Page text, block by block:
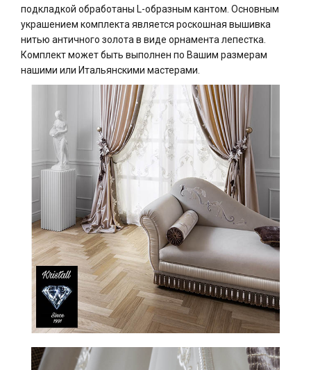
подкладкой обработаны L-образным кантом. Основным
украшением комплекта является роскошная вышивка
нитью античного золота в виде орнамента лепестка.
Комплект может быть выполнен по Вашим размерам
нашими или Итальянскими мастерами.